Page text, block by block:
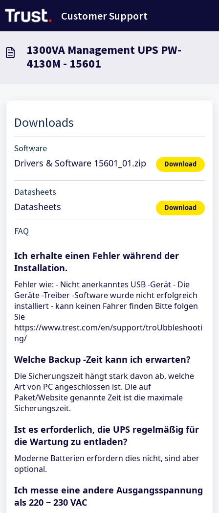
Customer Support
1300VA Management UPS PW-
4130M - 15601
Downloads
Software
Drivers & Software 15601_01.zip Download
Datasheets
Datasheets Download
FAQ
Ich erhalte einen Fehler während der
Installation.
Fehler wie: - Nicht anerkanntes USB -Gerät - Die
Geräte -Treiber -Software wurde nicht erfolgreich
installiert - kann keinen Fahrer finden Bitte folgen
Sie
https://www.trest.com/en/support/troUbbleshooti
ng/
Welche Backup -Zeit kann ich erwarten?
Die Sicherungszeit hängt stark davon ab, welche
Art von PC angeschlossen ist. Die auf
Paket/Website genannte Zeit ist die maximale
Sicherungszeit.
Ist es erforderlich, die UPS regelmäßig für
die Wartung zu entladen?
Moderne Batterien erfordern dies nicht, sind aber
optional.
Ich messe eine andere Ausgangsspannung
als 220 ~ 230 VAC